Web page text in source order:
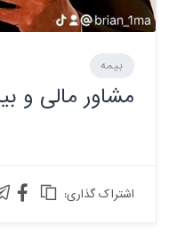
بیمه
مشاور مالی و
:اشتراک گذاری